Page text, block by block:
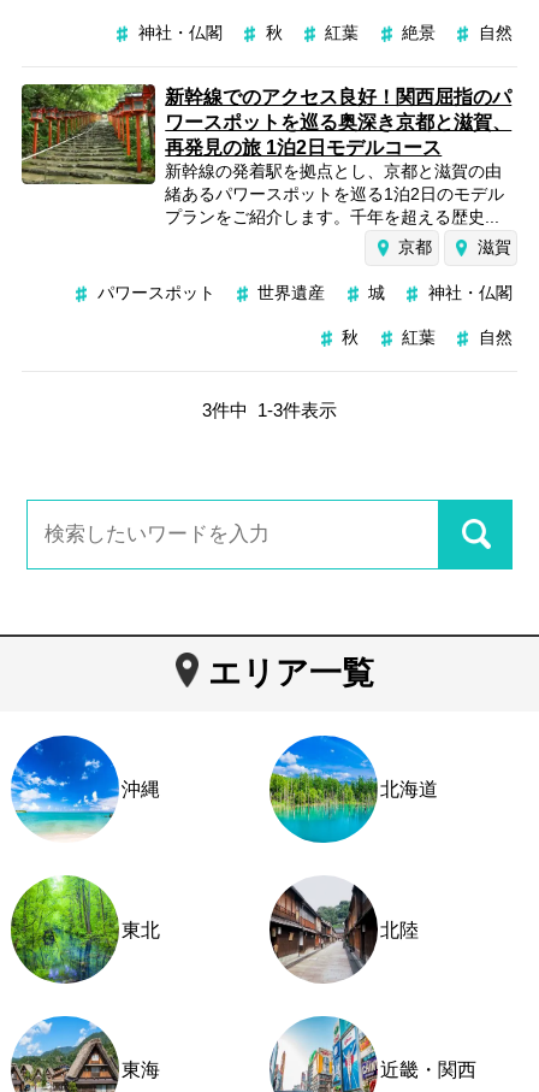
神社・仏閣 秋 紅葉 絶景 自然
新幹線でのアクセス良好！関西屈指のパ
ワースポットを巡る奥深き京都と滋賀、
再発見の旅 1泊2日モデルコース
新幹線の発着駅を拠点とし、京都と滋賀の由
緒あるパワースポットを巡る1泊2日のモデル
プランをご紹介します。千年を超える歴史...
京都
滋賀
パワースポット 世界遺産 城 神社・仏閣
秋 紅葉 自然
3件中 1-3件表示
エリア一覧
沖縄 北海道
東北 北陸
東海 近畿・関西